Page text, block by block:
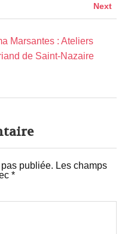
Next
Marsantes : Ateliers
de Saint-Nazaire
publiée. Les champs
*